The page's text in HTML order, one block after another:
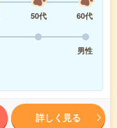
50代
60代
男性
詳しく見る